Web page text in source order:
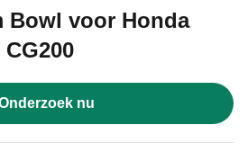
Bowl voor Honda
CG200
nu